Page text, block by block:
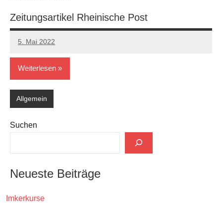
Zeitungsartikel Rheinische Post
5. Mai 2022
Andreas
Keine
Kommentare
Weiterlesen
Allgemein
Suchen
Neueste Beiträge
Imkerkurse